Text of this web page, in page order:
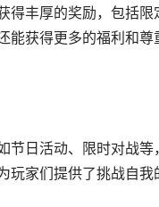
丰厚的奖励，包括
获得更多的福利和尊
日活动、限时对战
家们提供了挑战自我